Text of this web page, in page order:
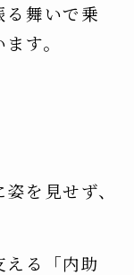
舞いで乗
す。
を見せず、
る「内助